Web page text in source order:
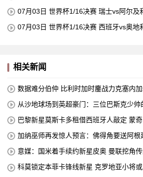
07月03日 世界杯1/16决赛 瑞士vs阿尔及
07月03日 世界杯1/16决赛 西班牙vs奥地
相关新闻
数据难分伯仲 比利时加时鏖战力克塞内
从沙地球场到英超豪门：三位巴斯克少帅
巴黎新星莫斯卡多租借西班牙人敲定 蒙
加纳巫师再发惊人预言：佛得角要送阿
意媒：国米着手续约新星皮奥 曼联挖角
科莫锁定本菲卡锋线新星 克罗地亚小将